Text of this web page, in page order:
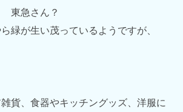
東急さん？
緑が生い茂っているようですが、
貨、食器やキッチングッズ、洋服に